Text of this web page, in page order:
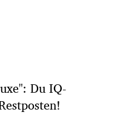
Du IQ-